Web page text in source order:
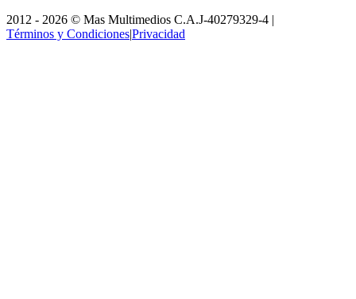
2012 - 2026 © Mas Multimedios C.A.J-40279329-4 |
Términos y Condiciones|Privacidad